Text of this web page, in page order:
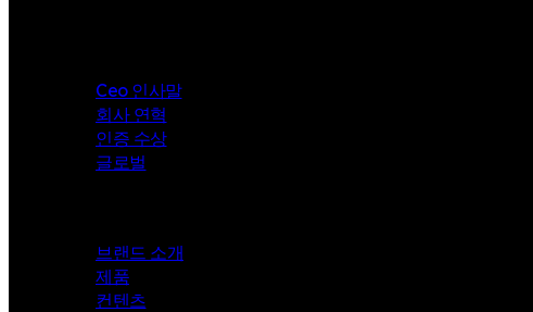
Ceo 인사말
회사 연혁
인증 수상
글로벌
브랜드 소개
제품
컨텐츠